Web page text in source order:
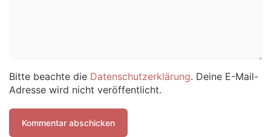
Bitte beachte die Datenschutzerklärung. Deine E-Mail-
Adresse wird nicht veröffentlicht.